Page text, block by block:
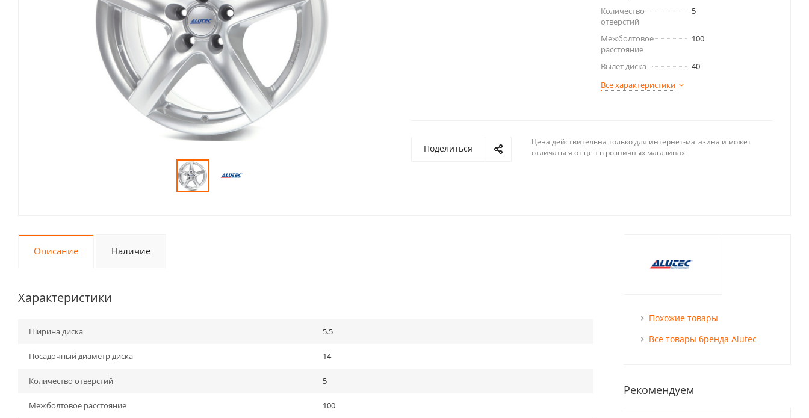
Количество
отверстий
5
Межболтовое
расстояние
100
Вылет диска
40
Все характеристики
Поделиться
Цена действительна только для интернет-магазина и может
отличаться от цен в розничных магазинах
Описание Наличие
Характеристики
Ширина диска 5.5
Посадочный диаметр диска 14
Количество отверстий 5
Межболтовое расстояние 100
Похожие товары
Все товары бренда Alutec
Рекомендуем